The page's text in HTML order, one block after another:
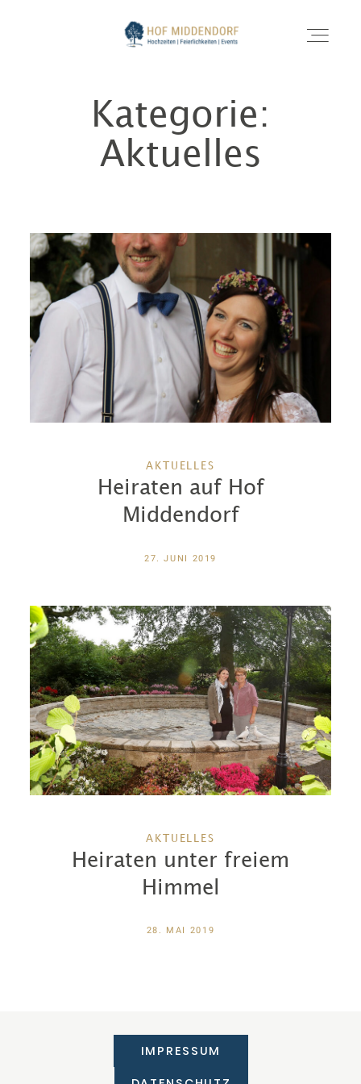
HEIRATEN
BUSINESS
GALERIE
KONTAKT
Kategorie:
Aktuelles
AKTUELLES
Heiraten auf Hof
Middendorf
27. JUNI 2019
AKTUELLES
Heiraten unter freiem
Himmel
28. MAI 2019
IMPRESSUM